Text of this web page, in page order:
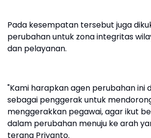
Pada kesempatan tersebut juga
perubahan untuk zona integritas
dan pelayanan.
"Kami harapkan agen perubahan ini
sebagai penggerak untuk
menggerakkan pegawai, agar ikut
dalam perubahan menuju ke arah
terang Priyanto.